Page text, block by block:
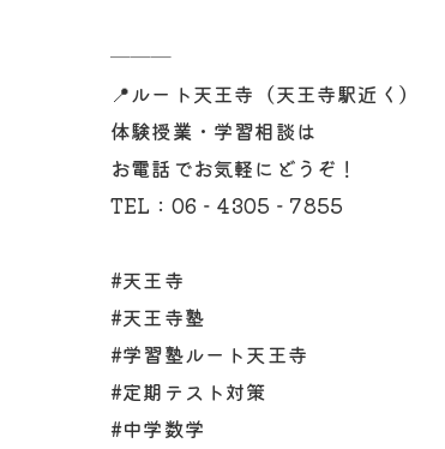
───
📍ルート天王寺（天王寺駅近く）
体験授業・学習相談は
お電話でお気軽にどうぞ！
TEL：06‐4305‐7855
#天王寺
#天王寺塾
#学習塾ルート天王寺
#定期テスト対策
#中学数学